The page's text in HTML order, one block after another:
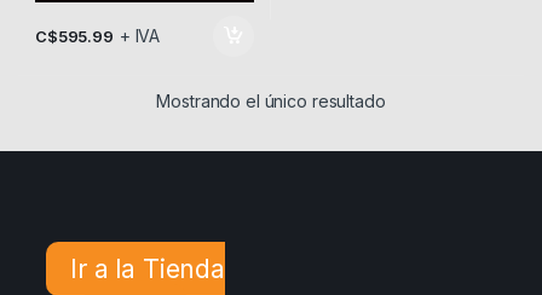
C$595.99 + IVA
Mostrando el único resultado
Ir a la Tienda